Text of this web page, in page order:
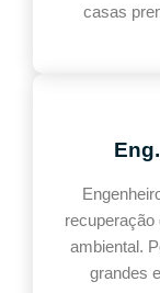
casas
recuperação
ambiental.
grandes